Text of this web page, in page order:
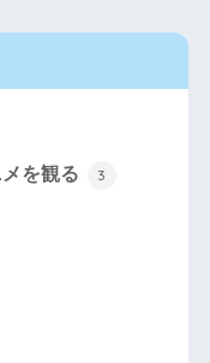
を観る 3